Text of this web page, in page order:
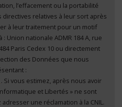
l’effacement ou la portabilité
relatives à leur sort après
à leur traitement pour un motif
Union nationale ADMR 184 A, rue
Paris Cedex 10 ou directement
des Données que nous
:
. Si vous estimez, après nous avoir
et Libertés » ne sont
une réclamation à la CNIL.